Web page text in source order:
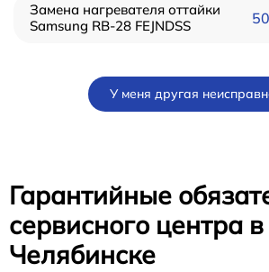
Замена нагревателя оттайки
Samsung RB-28 FEJNDSS
У меня другая
Гарантийные
сервисного центра в
Челябинске